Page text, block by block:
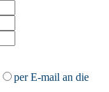
per E-mail an die